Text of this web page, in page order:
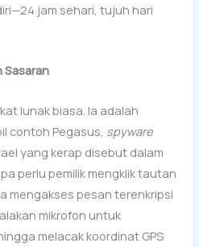
jam sehari, tujuh hari
Sasaran
lunak biasa. Ia adalah
contoh Pegasus, spyware
yang kerap disebut dalam
perlu pemilik mengklik tautan
mengakses pesan terenkripsi
mikrofon untuk
melacak koordinat GPS